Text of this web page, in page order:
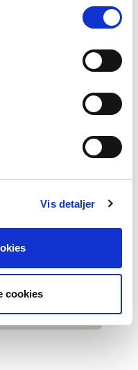
Vis detaljer
cookies
og gløgg
av sjutton sköna